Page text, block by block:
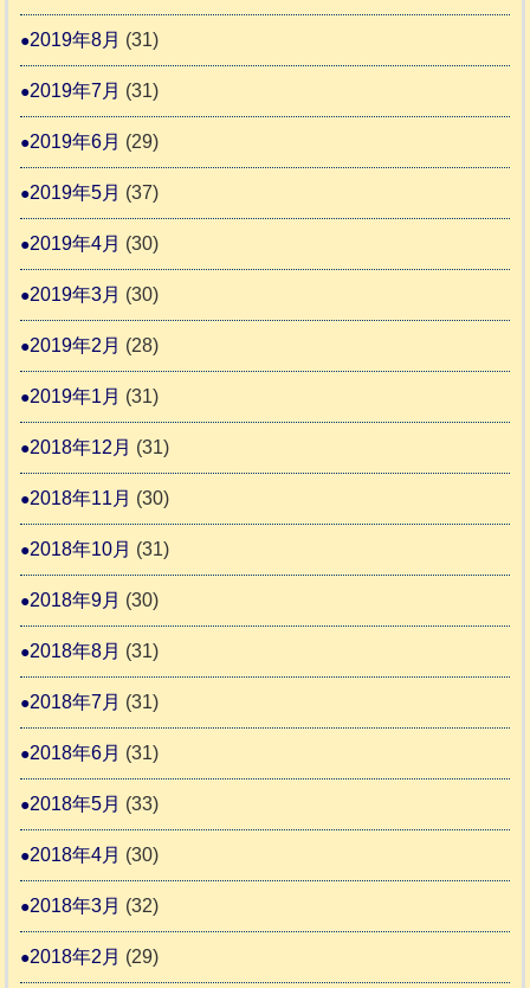
2019年8月 (31)
2019年7月 (31)
2019年6月 (29)
2019年5月 (37)
2019年4月 (30)
2019年3月 (30)
2019年2月 (28)
2019年1月 (31)
2018年12月 (31)
2018年11月 (30)
2018年10月 (31)
2018年9月 (30)
2018年8月 (31)
2018年7月 (31)
2018年6月 (31)
2018年5月 (33)
2018年4月 (30)
2018年3月 (32)
2018年2月 (29)